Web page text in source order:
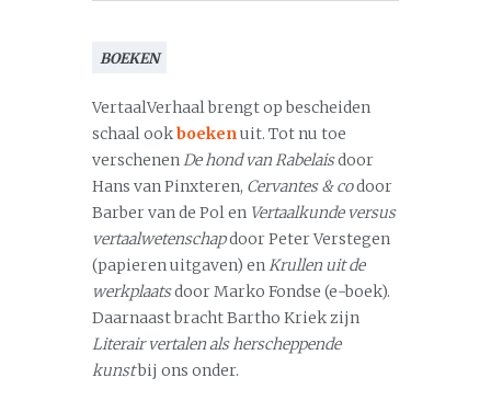
BOEKEN
VertaalVerhaal brengt op bescheiden
schaal ookboekenuit. Tot nu toe
verschenenDe hond van Rabelaisdoor
Hans van Pinxteren, Cervantes & codoor
Barber van de Pol en Vertaalkunde versus
vertaalwetenschapdoor Peter Verstegen
(papieren uitgaven) enKrullen uit de
werkplaatsdoor Marko Fondse (e-boek).
Daarnaast bracht Bartho Kriek zijn
Literair vertalen als herscheppende
kunstbij ons onder.